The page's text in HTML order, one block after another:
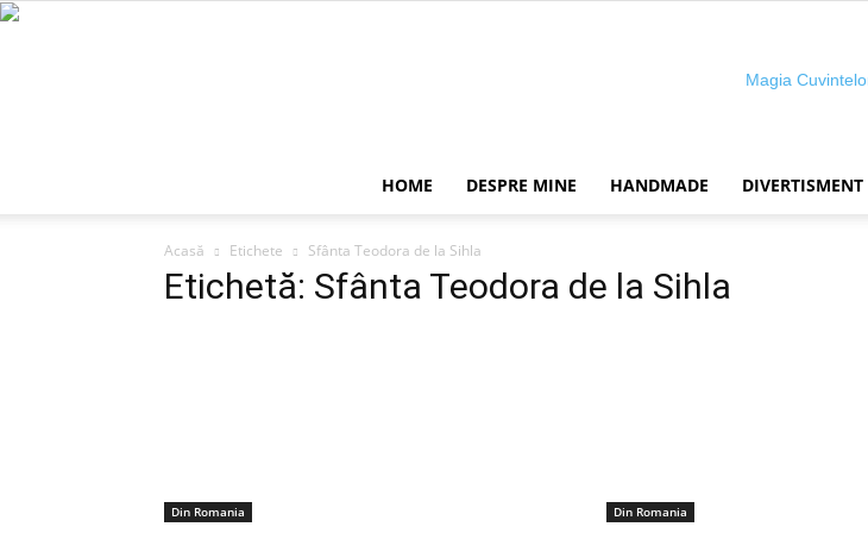
HOME DESPRE MINE HANDMADE DIVERTISMENT
Acasă Etichete Sfânta Teodora de la Sihla
Etichetă: Sfânta Teodora de la Sihla
Din Romania Din Romania